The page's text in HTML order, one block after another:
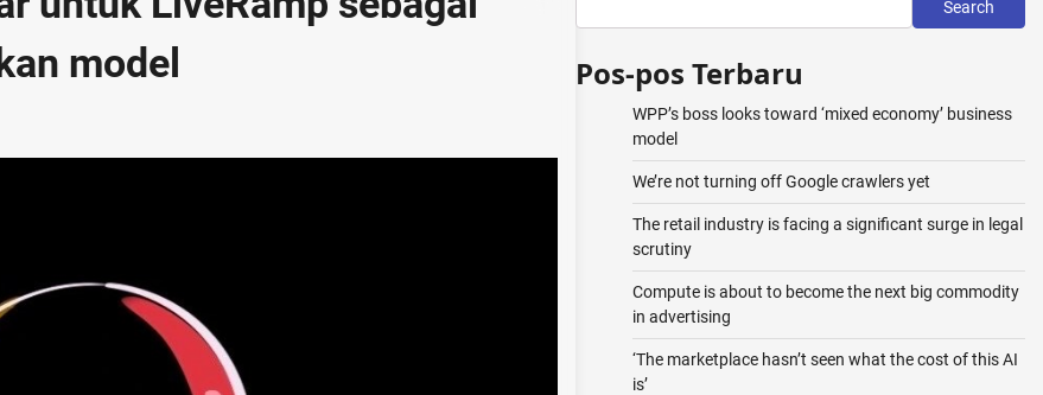
model
Search
Pos-pos Terbaru
WPP’s boss looks toward ‘mixed economy’ business
model
We’re not turning off Google crawlers yet
The retail industry is facing a significant surge in legal
scrutiny
Compute is about to become the next big commodity
in advertising
‘The marketplace hasn’t seen what the cost of this AI
is’